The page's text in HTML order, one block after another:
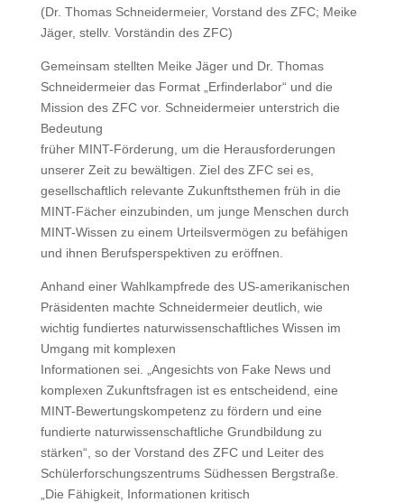
(Dr. Thomas Schneidermeier, Vorstand des ZFC; Meike
Jäger, stellv. Vorständin des ZFC)
Gemeinsam stellten Meike Jäger und Dr. Thomas
Schneidermeier das Format „Erfinderlabor“ und die
Mission des ZFC vor. Schneidermeier unterstrich die
Bedeutung
früher MINT-Förderung, um die Herausforderungen
unserer Zeit zu bewältigen. Ziel des ZFC sei es,
gesellschaftlich relevante Zukunftsthemen früh in die
MINT-Fächer einzubinden, um junge Menschen durch
MINT-Wissen zu einem Urteilsvermögen zu befähigen
und ihnen Berufsperspektiven zu eröffnen.
Anhand einer Wahlkampfrede des US-amerikanischen
Präsidenten machte Schneidermeier deutlich, wie
wichtig fundiertes naturwissenschaftliches Wissen im
Umgang mit komplexen
Informationen sei. „Angesichts von Fake News und
komplexen Zukunftsfragen ist es entscheidend, eine
MINT-Bewertungskompetenz zu fördern und eine
fundierte naturwissenschaftliche Grundbildung zu
stärken“, so der Vorstand des ZFC und Leiter des
Schülerforschungszentrums Südhessen Bergstraße.
„Die Fähigkeit, Informationen kritisch